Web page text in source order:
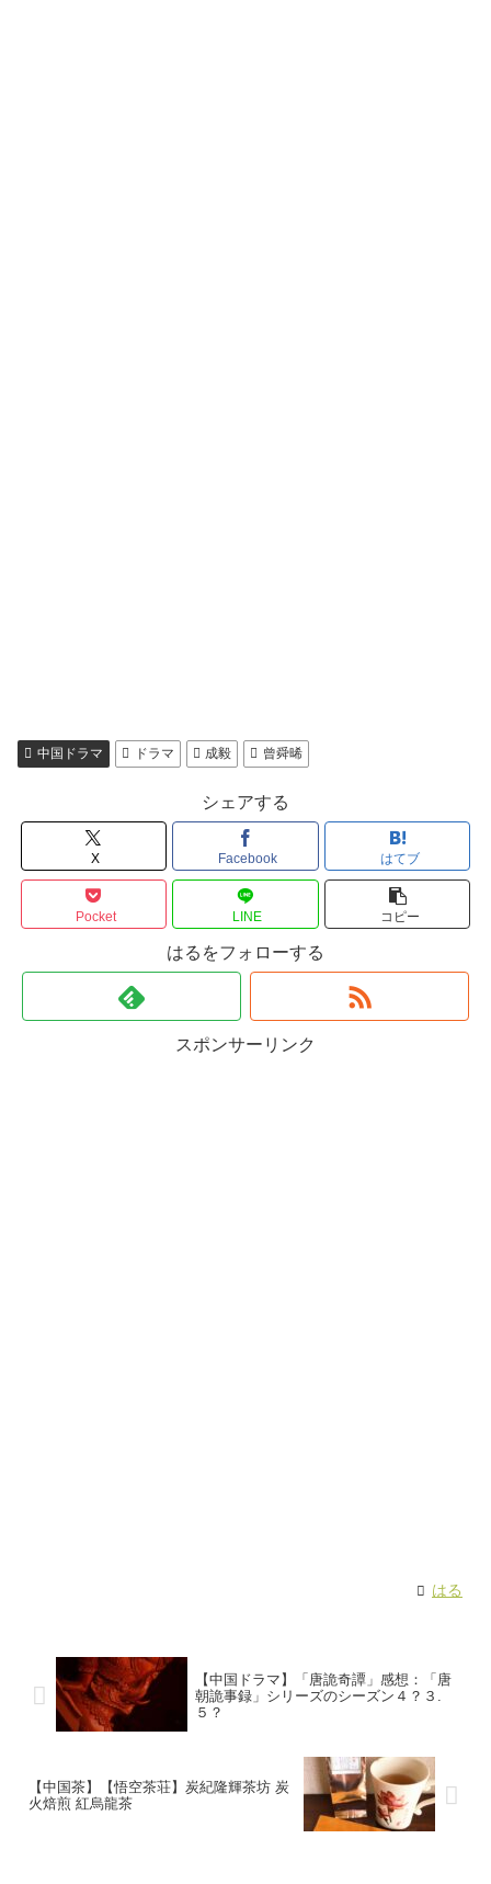
中国ドラマ ドラマ 成毅 曾舜晞
シェアする
X Facebook はてブ
Pocket LINE コピー
はるをフォローする
スポンサーリンク
はる
【中国ドラマ】「唐詭奇譚」感想：「唐
朝詭事録」シリーズのシーズン４？３.
５？
【中国茶】【悟空茶荘】炭紀隆輝茶坊 炭
火焙煎 紅烏龍茶